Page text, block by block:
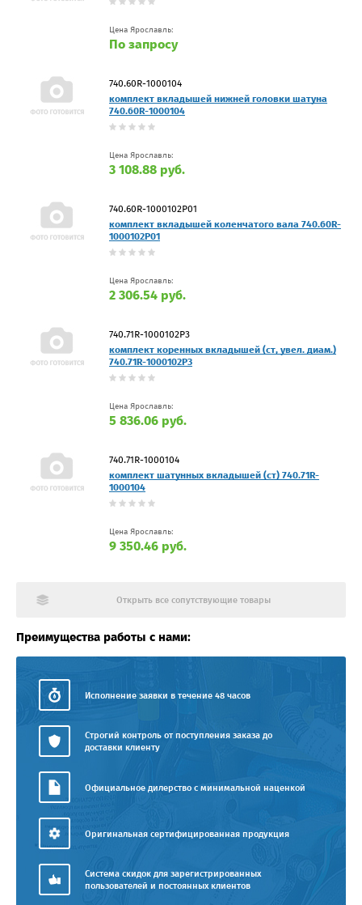
Цена Ярославль:
По запросу
740.60R-1000104
комплект вкладышей нижней головки шатуна
740.60R-1000104
Цена Ярославль:
3 108.88 руб.
740.60R-1000102P01
комплект вкладышей коленчатого вала 740.60R-
1000102P01
Цена Ярославль:
2 306.54 руб.
740.71R-1000102P3
комплект коренных вкладышей (ст, увел. диам.)
740.71R-1000102P3
Цена Ярославль:
5 836.06 руб.
740.71R-1000104
комплект шатунных вкладышей (ст) 740.71R-
1000104
Цена Ярославль:
9 350.46 руб.
Открыть все сопутствующие товары
Преимущества работы с нами:
Исполнение заявки в течение 48 часов
Строгий контроль от поступления заказа до
доставки клиенту
Официальное дилерство с минимальной наценкой
Оригинальная сертифицированная продукция
Система скидок для зарегистрированных
пользователей и постоянных клиентов